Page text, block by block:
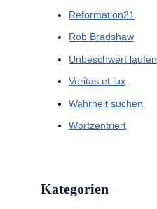
Reformation21
Rob Bradshaw
Unbeschwert laufen
Veritas et lux
Wahrheit suchen
Wortzentriert
Kategorien